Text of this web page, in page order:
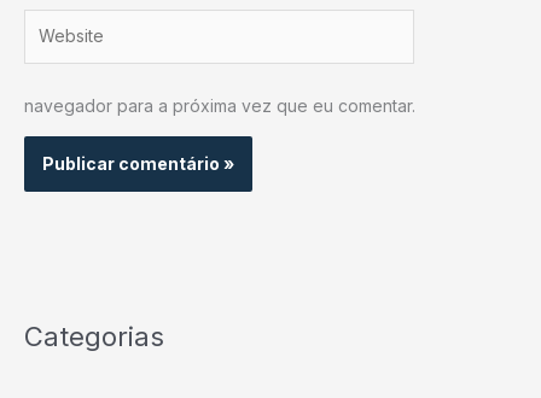
navegador para a próxima vez que eu comentar.
Categorias